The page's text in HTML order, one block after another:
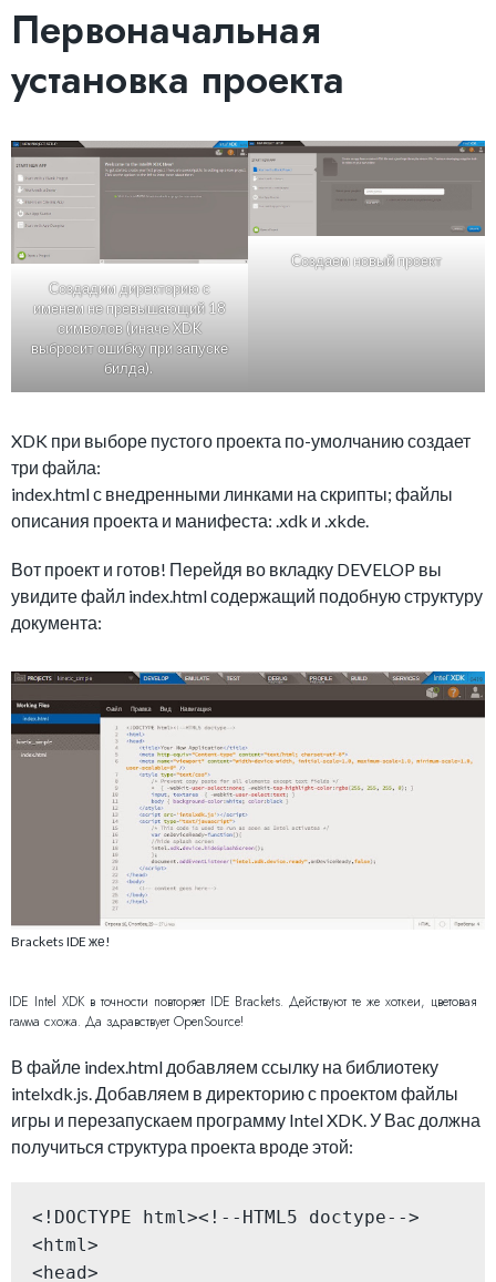
Первоначальная
установка проекта
Создадим директорию с
именем не превышающий 18
символов (иначе XDK
выбросит ошибку при запуске
билда).
Создаем новый проект
XDK при выборе пустого проекта по-умолчанию создает
три файла:
index.html с внедренными линками на скрипты; файлы
описания проекта и манифеста: .xdk и .xkde.
Вот проект и готов! Перейдя во вкладку DEVELOP вы
увидите файл index.html содержащий подобную структуру
документа:
Brackets IDE же!
IDE Intel XDK в точности повторяет IDE Brackets. Действуют те же хоткеи, цветовая
гамма схожа. Да здравствует OpenSource!
В файле index.html добавляем ссылку на библиотеку
intelxdk.js. Добавляем в директорию с проектом файлы
игры и перезапускаем программу Intel XDK. У Вас должна
получиться структура проекта вроде этой:
<!DOCTYPE html><!--HTML5 doctype-->
<html>
<head>